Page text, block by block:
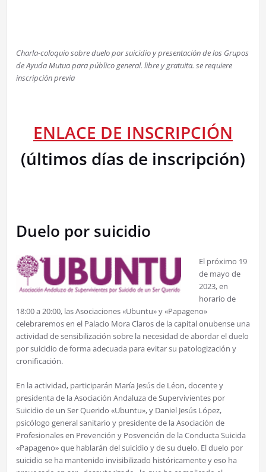
Charla-coloquio sobre duelo por suicidio y presentación de los Grupos
de Ayuda Mutua para público general. libre y gratuita. se requiere
inscripción previa
ENLACE DE INSCRIPCIÓN
(últimos días de inscripción)
Duelo por suicidio
El próximo 19
de mayo de
2023, en
horario de
18:00 a 20:00, las Asociaciones «Ubuntu» y «Papageno»
celebraremos en el Palacio Mora Claros de la capital onubense una
actividad de sensibilización sobre la necesidad de abordar el duelo
por suicidio de forma adecuada para evitar su patologización y
cronificación.
En la actividad, participarán María Jesús de Léon, docente y
presidenta de la Asociación Andaluza de Supervivientes por
Suicidio de un Ser Querido «Ubuntu», y Daniel Jesús López,
psicólogo general sanitario y presidente de la Asociación de
Profesionales en Prevención y Posvención de la Conducta Suicida
«Papageno» que hablarán del suicidio y de su duelo. El duelo por
suicidio se ha mantenido invisibilizado históricamente y eso ha